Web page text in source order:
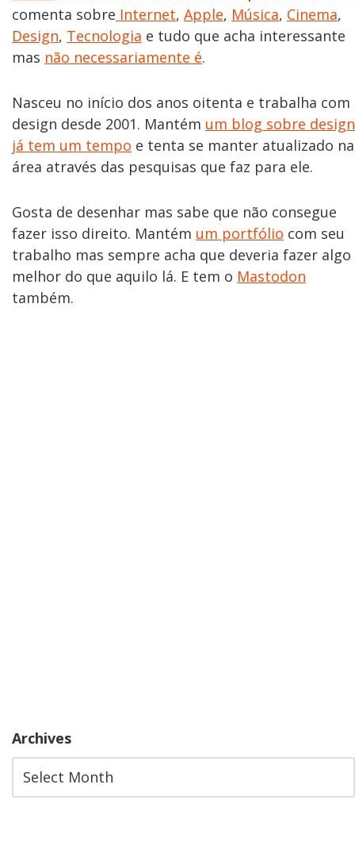
comenta sobre Internet, Apple, Música, Cinema,
Design, Tecnologia e tudo que acha interessante
mas não necessariamente é.
Nasceu no início dos anos oitenta e trabalha com
design desde 2001. Mantém um blog sobre design
já tem um tempo e tenta se manter atualizado na
área através das pesquisas que faz para ele.
Gosta de desenhar mas sabe que não consegue
fazer isso direito. Mantém um portfólio com seu
trabalho mas sempre acha que deveria fazer algo
melhor do que aquilo lá. E tem o Mastodon
também.
Archives